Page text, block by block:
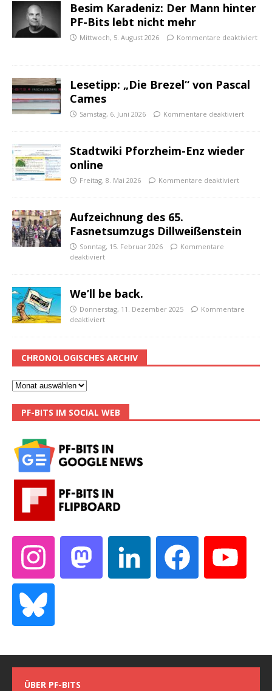
Besim Karadeniz: Der Mann hinter
PF-Bits lebt nicht mehr
Mittwoch, 5. August 2026 Kommentare deaktiviert
Lesetipp: „Die Brezel“ von Pascal
Cames
Samstag, 6. Juni 2026 Kommentare deaktiviert
Stadtwiki Pforzheim-Enz wieder
online
Freitag, 8. Mai 2026 Kommentare deaktiviert
Aufzeichnung des 65.
Fasnetsumzugs Dillweißenstein
Sonntag, 15. Februar 2026
Kommentare
deaktiviert
We’ll be back.
Donnerstag, 11. Dezember 2025
Kommentare
deaktiviert
CHRONOLOGISCHES ARCHIV
PF-BITS IM SOCIAL WEB
ÜBER PF-BITS